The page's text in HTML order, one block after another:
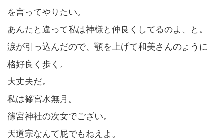
を言ってやりたい。
あんたと違って私は神様と仲良くしてるのよ、と。
涙が引っ込んだので、顎を上げて和美さんのように
格好良く歩く。
大丈夫だ。
私は篠宮水無月。
篠宮神社の次女でござい。
天道宗なんて屁でもねえよ。